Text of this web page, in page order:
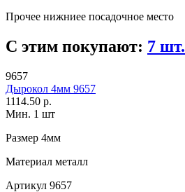
Прочее нижниее посадочное место
С этим покупают: 7 шт.
9657
Дырокол 4мм 9657
1114.50 р.
Мин. 1 шт
Размер 4мм
Материал металл
Артикул 9657